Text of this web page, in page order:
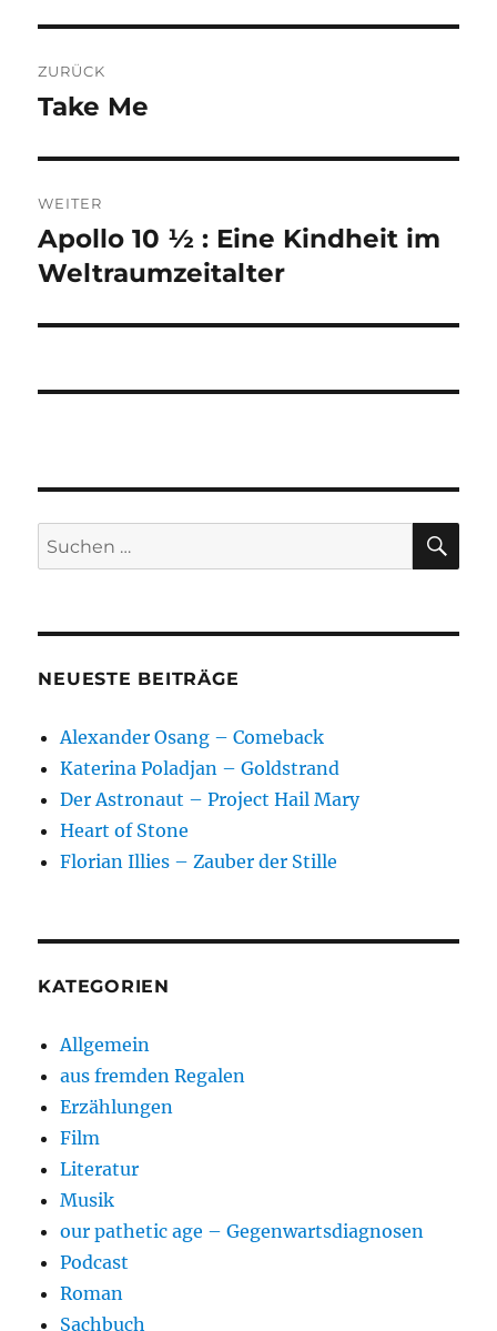
ZURÜCK
Vorheriger
Take Me
WEITER
Nächster
Beitrag:
Apollo 10 ½ : Eine Kindheit im
Weltraumzeitalter
Suchen
nach:
NEUESTE BEITRÄGE
Alexander Osang – Comeback
Katerina Poladjan – Goldstrand
Der Astronaut – Project Hail Mary
Heart of Stone
Florian Illies – Zauber der Stille
KATEGORIEN
Allgemein
aus fremden Regalen
Erzählungen
Film
Literatur
Musik
our pathetic age – Gegenwartsdiagnosen
Podcast
Roman
Sachbuch